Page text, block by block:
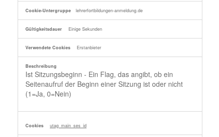
lehrerfortbildungen-anmeldung.de
Einige Sekunden
Erstanbieter
Ist Sitzungsbeginn - Ein Flag, das angibt, ob ein
Seitenaufruf der Beginn einer Sitzung ist oder nicht
(1=Ja, 0=Nein)
utag_main_ses_id